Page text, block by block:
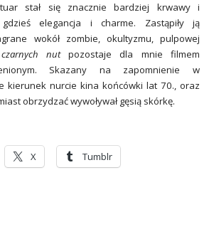
stał się znacznie bardziej krwawy i
gdzieś elegancja i charme. Zastąpiły ją
wokół zombie, okultyzmu, pulpowej
nutpozostaje dla mnie filmem
Skazany na zapomnienie w
kierunek nurcie kina końcówki lat 70., oraz
obrzydzać wywoływał gęsią skórkę.
X Tumblr